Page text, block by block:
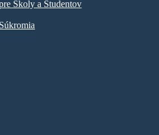
Školy a Študentov